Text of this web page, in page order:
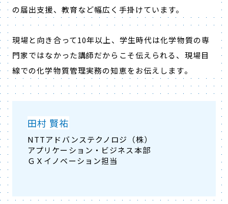
の届出支援、教育など幅広く手掛けています。
現場と向き合って10年以上、学生時代は化学物質の専
門家ではなかった講師だからこそ伝えられる、現場目
線での化学物質管理実務の知恵をお伝えします。
田村 賢祐
NTTアドバンステクノロジ（株）
アプリケーション・ビジネス本部
ＧＸイノベーション担当